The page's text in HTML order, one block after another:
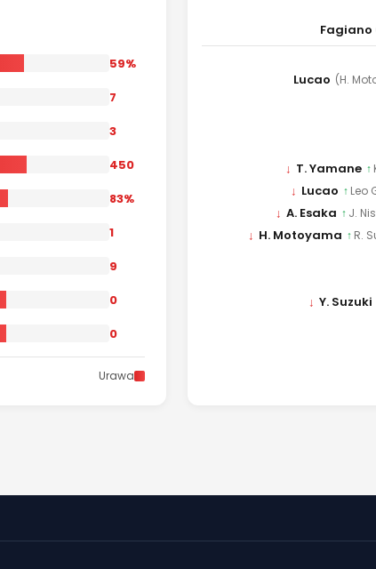
59%
7
3
450
83%
1
9
0
0
Urawa
Lucao (H.
↓ T. Yamane ↑
↓ Lucao ↑ Leo
↓ A. Esaka ↑ J.
↓ H. Motoyama ↑ R.
↓ Y. Suzuki